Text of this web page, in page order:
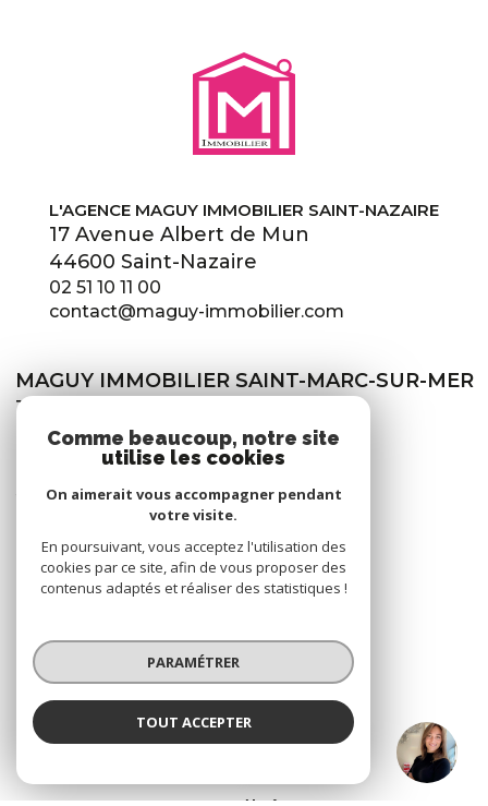
Eloïse LOYER
L'AGENCE MAGUY IMMOBILIER SAINT-NAZAIRE
17 Avenue Albert de Mun
44600 Saint-Nazaire
02 51 10 11 00
contact@maguy-immobilier.com
MAGUY IMMOBILIER SAINT-MARC-SUR-MER
115 avenue de Saint-Nazaire -
44600 Saint-Marc-sur-Mer
02 40 70 70 71
stmarc@maguy-immobilier.com
NOS RÉSEAUX
Comme beaucoup, notre site
utilise les cookies
On aimerait vous accompagner pendant
votre visite.
En poursuivant, vous acceptez l'utilisation des
cookies par ce site, afin de vous proposer des
contenus adaptés et réaliser des statistiques !
PARAMÉTRER
TOUT ACCEPTER